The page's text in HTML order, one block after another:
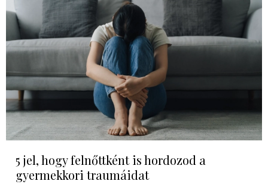
5 jel, hogy felnőttként is hordozod a
gyermekkori traumáidat